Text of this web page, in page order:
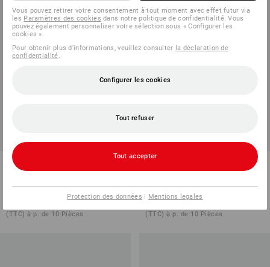
Pantalon à taille élastique
e.s.e:pic twill
(TTC) à p. de 10 Pièces
Veste à capuche fibre polaire
e.s.e:pic
couleurs
(TTC) à p. de 10 Pièces
Vous pouvez retirer votre consentement à tout moment avec effet futur via
les Paramètres des cookies dans notre politique de confidentialité. Vous
pouvez également personnaliser votre sélection sous « Configurer les
cookies ».
Pour obtenir plus d'informations, veuillez consulter la déclaration de
confidentialité
Configurer les cookies
Tout refuser
Tout accepter
Protection des données | Mentions legales